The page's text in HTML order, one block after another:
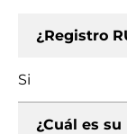
¿Registro
Si
¿Cuál es su